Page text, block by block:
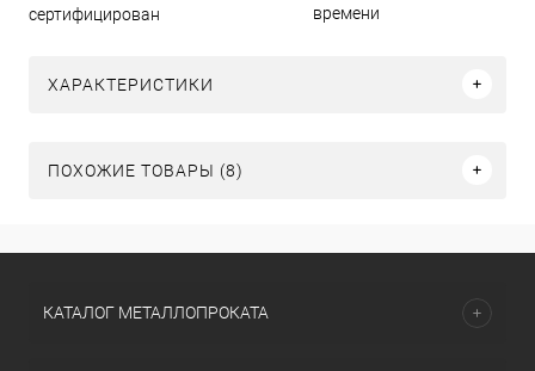
сертифицирован
времени
ХАРАКТЕРИСТИКИ
ПОХОЖИЕ ТОВАРЫ (8)
КАТАЛОГ МЕТАЛЛОПРОКАТА